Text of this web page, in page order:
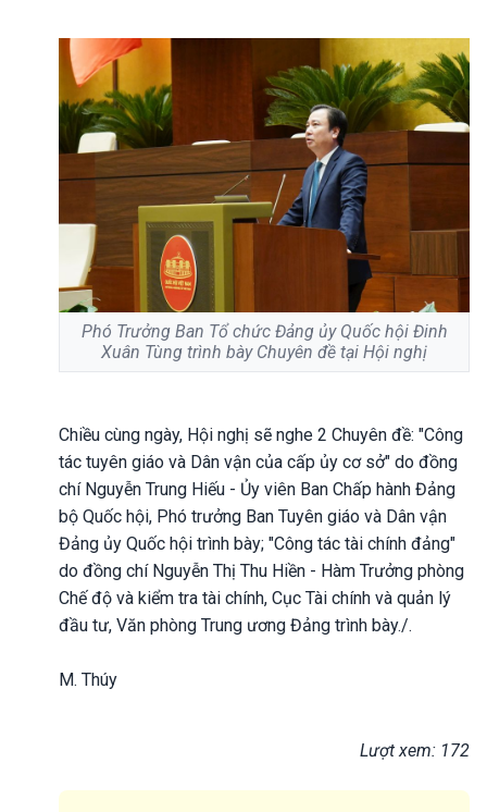
Phó Trưởng Ban Tổ chức Đảng ủy Quốc hội Đinh
Xuân Tùng trình bày Chuyên đề tại Hội nghị
Chiều cùng ngày, Hội nghị sẽ nghe 2 Chuyên đề: "Công
tác tuyên giáo và Dân vận của cấp ủy cơ sở" do đồng
chí Nguyễn Trung Hiếu - Ủy viên Ban Chấp hành Đảng
bộ Quốc hội, Phó trưởng Ban Tuyên giáo và Dân vận
Đảng ủy Quốc hội trình bày; "Công tác tài chính đảng"
do đồng chí Nguyễn Thị Thu Hiền - Hàm Trưởng phòng
Chế độ và kiểm tra tài chính, Cục Tài chính và quản lý
đầu tư, Văn phòng Trung ương Đảng trình bày./.
M. Thúy
Lượt xem: 172